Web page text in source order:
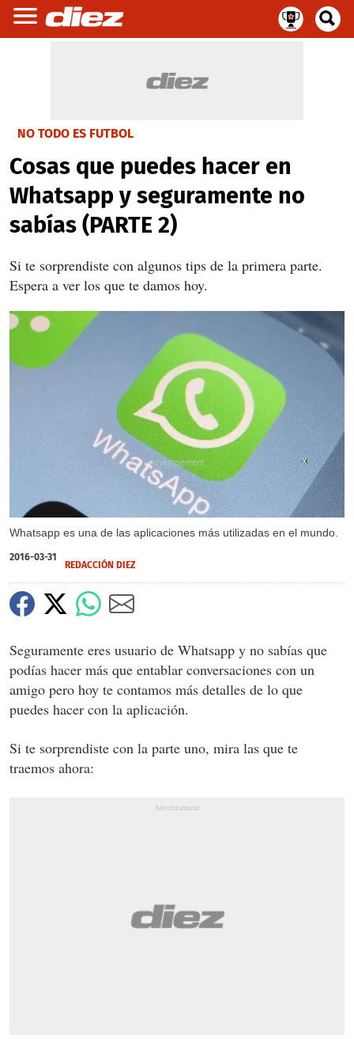
NO TODO ES FUTBOL
Cosas que puedes hacer en
Whatsapp y seguramente no
sabías (PARTE 2)
Si te sorprendiste con algunos tips de la primera parte.
Espera a ver los que te damos hoy.
Whatsapp es una de las aplicaciones más utilizadas en el mundo.
X
2016-03-31
REDACCIÓN DIEZ
Seguramente eres usuario de Whatsapp y no sabías que
podías hacer más que entablar conversaciones con un
amigo pero hoy te contamos más detalles de lo que
puedes hacer con la aplicación.
Si te sorprendiste con la parte uno, mira las que te
traemos ahora: